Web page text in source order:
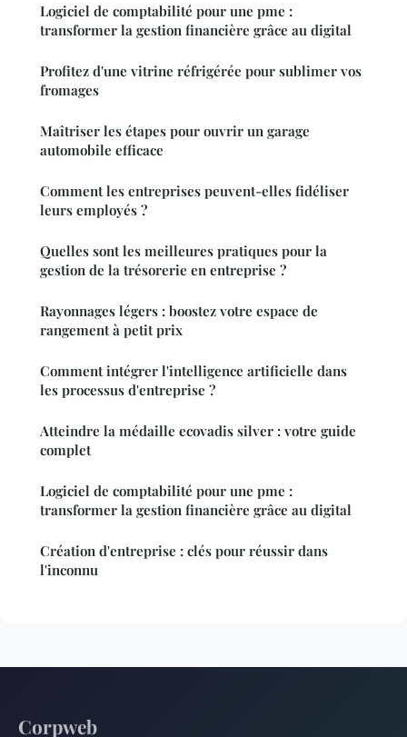
Logiciel de comptabilité pour une pme :
transformer la gestion financière grâce au digital
Profitez d'une vitrine réfrigérée pour sublimer vos
fromages
Maîtriser les étapes pour ouvrir un garage
automobile efficace
Comment les entreprises peuvent-elles fidéliser
leurs employés ?
Quelles sont les meilleures pratiques pour la
gestion de la trésorerie en entreprise ?
Rayonnages légers : boostez votre espace de
rangement à petit prix
Comment intégrer l'intelligence artificielle dans
les processus d'entreprise ?
Atteindre la médaille ecovadis silver : votre guide
complet
Logiciel de comptabilité pour une pme :
transformer la gestion financière grâce au digital
Création d'entreprise : clés pour réussir dans
l'inconnu
Corpweb